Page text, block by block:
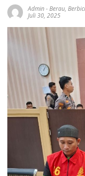
Admin-Berau,
Juli 30, 2025